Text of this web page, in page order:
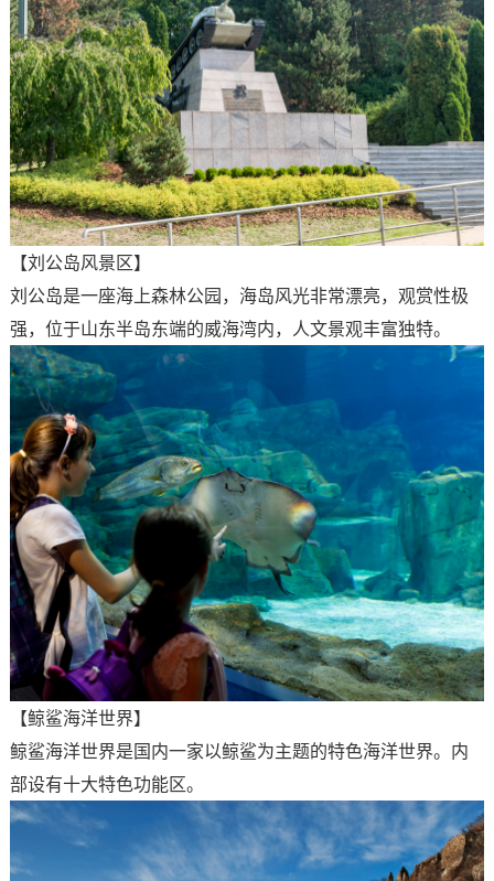
【刘公岛风景区】
刘公岛是一座海上森林公园，海岛风光非常漂亮，观赏性极
强，位于山东半岛东端的威海湾内，人文景观丰富独特。
【鲸鲨海洋世界】
鲸鲨海洋世界是国内一家以鲸鲨为主题的特色海洋世界。内
部设有十大特色功能区。